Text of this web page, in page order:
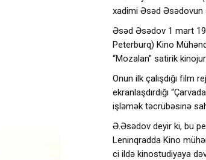
xadimi Əsəd Əsədovun
Əsəd Əsədov 1 mart
Peterburq) Kino
“Mozalan” satirik
Onun ilk çalışdığı film
ekranlaşdırdığı
işləmək təcrübəsinə
Ə.Əsədov deyir ki, bu
Leninqradda Kino
ci ildə kinostudiyaya